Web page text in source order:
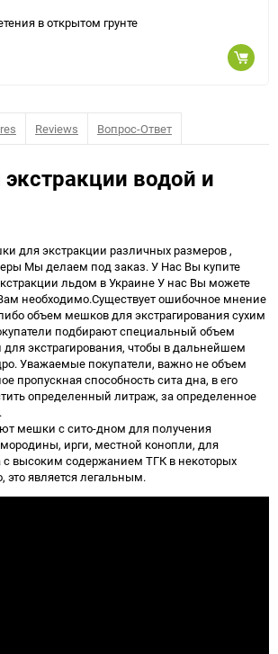
в открытом грунте
Reviews Вопрос-Ответ
водой и
для экстракции различных размеров ,
Мы делаем под заказ. У Нас Вы купите
льдом в Украине У нас Вы можете
необходимо.Существует ошибочное мнение
объем мешков для экстрагирования сухим
подбирают специальный объем
экстрагирования, чтобы в дальнейшем
Уважаемые покупатели, важно не объем
пропускная способность сита дна, в его
определенный литраж, за определенное
мешки с сито-дном для получения
ирги, местной конопли, для
с высоким содержанием ТГК в некоторых
это является легальным.